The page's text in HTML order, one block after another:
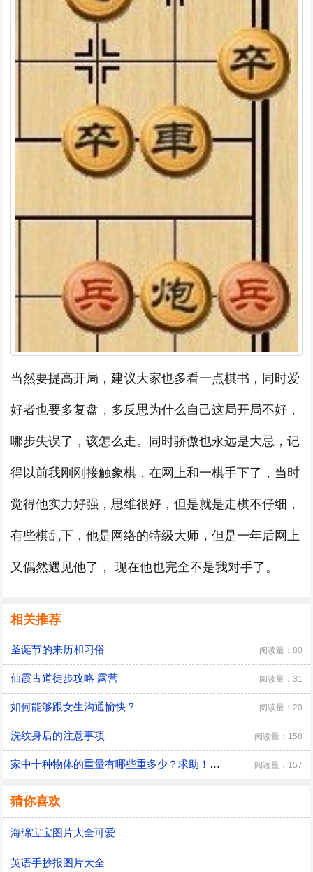
当然要提高开局，建议大家也多看一点棋书，同时爱
好者也要多复盘，多反思为什么自己这局开局不好，
哪步失误了，该怎么走。同时骄傲也永远是大忌，记
得以前我刚刚接触象棋，在网上和一棋手下了，当时
觉得他实力好强，思维很好，但是就是走棋不仔细，
有些棋乱下，他是网络的特级大师，但是一年后网上
又偶然遇见他了， 现在他也完全不是我对手了。
相关推荐
圣诞节的来历和习俗 阅读量：80
仙霞古道徒步攻略 露营 阅读量：31
如何能够跟女生沟通愉快？ 阅读量：20
洗纹身后的注意事项 阅读量：158
家中十种物体的重量有哪些重多少？求助！谁可以一下解答 阅读量：157
猜你喜欢
海绵宝宝图片大全可爱
英语手抄报图片大全